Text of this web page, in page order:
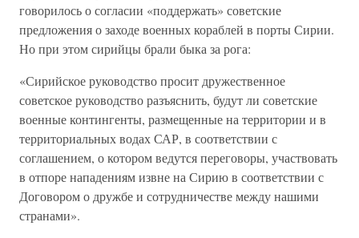
говорилось о согласии «поддержать» советские
предложения о заходе военных кораблей в порты Сирии.
Но при этом сирийцы брали быка за рога:
«Сирийское руководство просит дружественное
советское руководство разъяснить, будут ли советские
военные контингенты, размещенные на территории и в
территориальных водах САР, в соответствии с
соглашением, о котором ведутся переговоры, участвовать
в отпоре нападениям извне на Сирию в соответствии с
Договором о дружбе и сотрудничестве между нашими
странами».